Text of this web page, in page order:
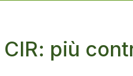
più